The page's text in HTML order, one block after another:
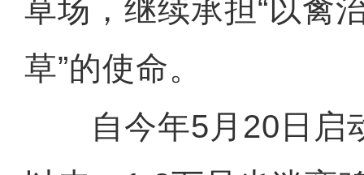
草场，继续承担“以禽
草”的使命。
自今年5月20日启